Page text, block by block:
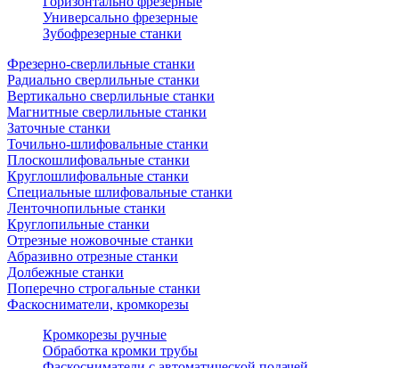
Универсально фрезерные
Зубофрезерные станки
Фрезерно-сверлильные станки
Радиально сверлильные станки
Вертикально сверлильные станки
Магнитные сверлильные станки
Заточные станки
Точильно-шлифовальные станки
Плоскошлифовальные станки
Круглошлифовальные станки
Специальные шлифовальные станки
Ленточнопильные станки
Круглопильные станки
Отрезные ножовочные станки
Абразивно отрезные станки
Долбежные станки
Поперечно строгальные станки
Фаскосниматели, кромкорезы
Кромкорезы ручные
Обработка кромки трубы